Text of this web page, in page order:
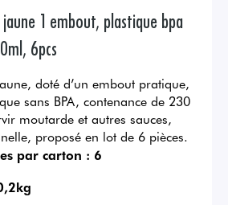
1 embout, plastique bpa
6pcs
doté d’un embout pratique,
sans BPA, contenance de 230
moutarde et autres sauces,
proposé en lot de 6 pièces.
par carton : 6